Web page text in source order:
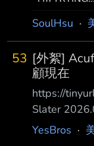
SoulHsu ·
53 [外絮]
顧現在
https://
Slater
敗排名墊底
YesBros ·